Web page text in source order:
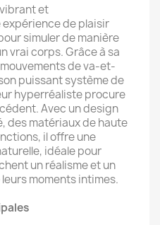
et
expérience de plaisir
simuler de manière
vrai corps. Grâce à sa
de va-et-
puissant système de
hyperréaliste procure
Avec un design
des matériaux de haute
il offre une
idéale pour
un réalisme et un
moments intimes.